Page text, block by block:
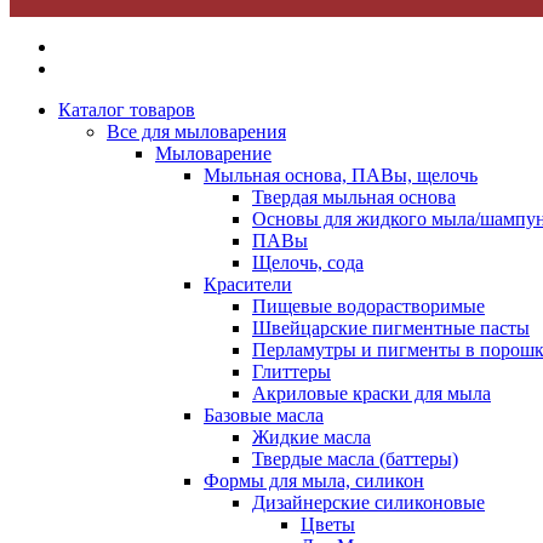
Каталог товаров
Все для мыловарения
Мыловарение
Мыльная основа, ПАВы, щелочь
Твердая мыльная основа
Основы для жидкого мыла/
ПАВы
Щелочь, сода
Красители
Пищевые водорастворимые
Швейцарские пигментные пасты
Перламутры и пигменты в
Глиттеры
Акриловые краски для мыла
Базовые масла
Жидкие масла
Твердые масла (баттеры)
Формы для мыла, силикон
Дизайнерские силиконовые
Цветы